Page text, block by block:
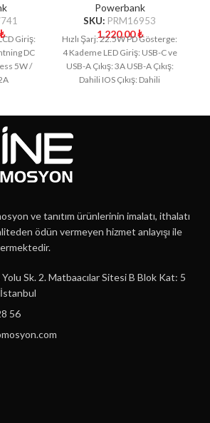
Giriş:
DC
5W /
Powerbank
SKU: PRM16953
1,220.00₺
Hızlı Şarj: 22.5W PD Gösterge:
4 Kademe LED Giriş: USB-C ve
USB-A Çıkış: 3A USB-A Çıkış:
Dahili IOS Çıkış: Dahili
ve tanıtım ürünlerinin imalatı, ithalatı
ödün vermeyen hizmet anlayışı ile
Sk. 2. Matbaacılar Sitesi B Blok Kat: 5
56